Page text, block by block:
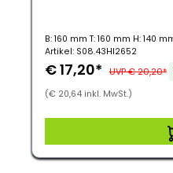
B: 160 mm T: 160 mm H: 140
Artikel: S08.43HI2652
€ 17,20* UVP € 20,20*
(€ 20,64 inkl. MwSt.)